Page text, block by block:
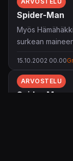
Spider-Man
Myös
surkean
tunnu pysyvän
15.10.2002 00.00
ARVOSTELU
Spider-Man